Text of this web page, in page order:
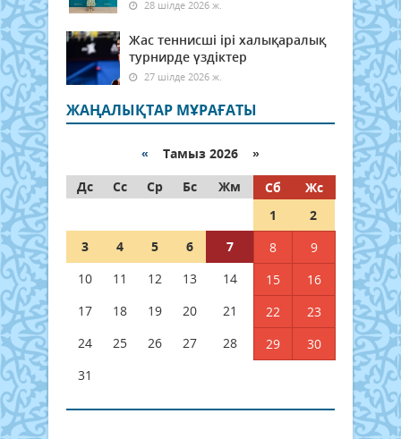
28 шілде 2026 ж.
Жас теннисші ірі халықаралық
турнирде үздіктер
27 шілде 2026 ж.
ЖАҢАЛЫҚТАР МҰРАҒАТЫ
« Тамыз 2026 »
Дс
Сс Ср Бс Жм Сб
Жс
1
2
3
4 5 6 7 8
9
10
11 12 13 14 15
16
17
18 19 20 21 22
23
24
25 26 27 28 29
30
31